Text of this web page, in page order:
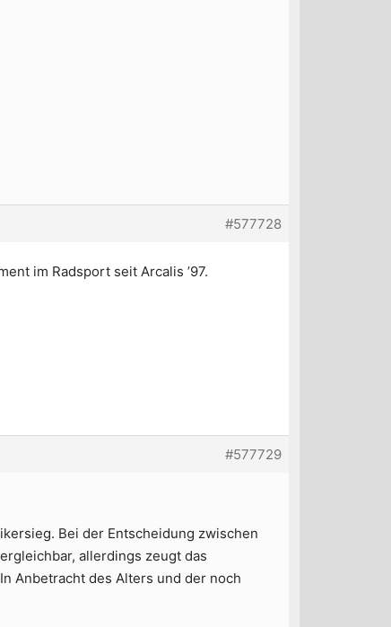
#577728
im Radsport seit Arcalis ’97.
#577729
Bei der Entscheidung zwischen
allerdings zeugt das
Anbetracht des Alters und der noch